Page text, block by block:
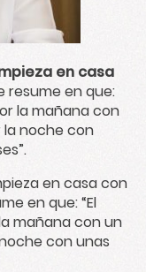
en casa
resume en que:
la mañana con
la noche con
en casa con
en que: “El
mañana con un
con unas